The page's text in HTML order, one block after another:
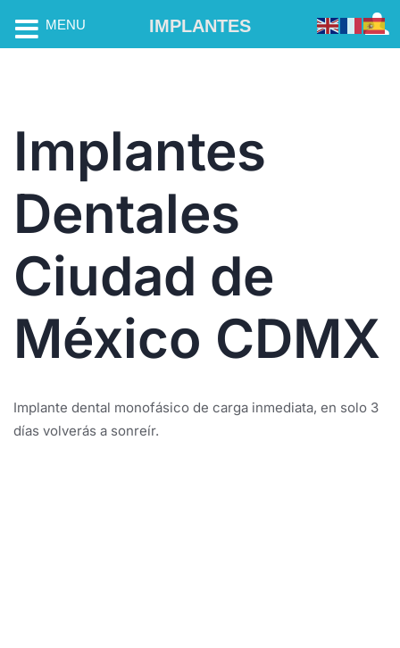
Implantes
Dentales
Ciudad de
México CDMX
Implante dental monofásico de carga inmediata, en solo 3
días volverás a sonreír.
MENU IMPLANTES